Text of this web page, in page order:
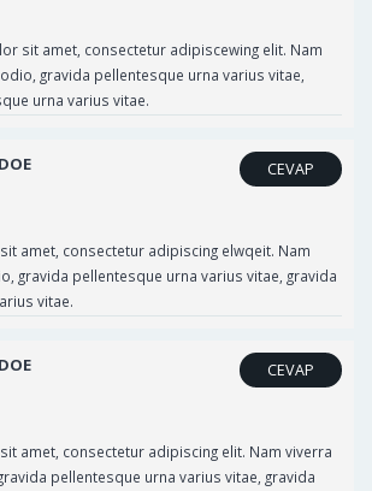
sit amet, consectetur adipiscewing elit. Nam
gravida pellentesque urna varius vitae,
urna varius vitae.
CEVAP
amet, consectetur adipiscing elwqeit. Nam
gravida pellentesque urna varius vitae, gravida
vitae.
CEVAP
amet, consectetur adipiscing elit. Nam viverra
pellentesque urna varius vitae, gravida